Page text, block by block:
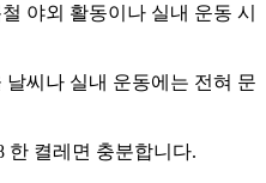
야외 활동이나 실내 운동 시
씨나 실내 운동에는 전혀 문
한 켤레면 충분합니다.